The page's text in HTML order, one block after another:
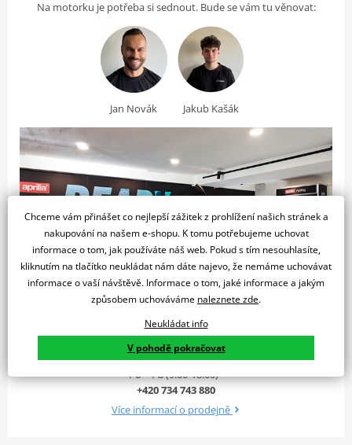
během zpomalování ujedete až 100 km na jedno nabití. Tlukoucím
Čas nabití 0-100%
4 h
220 V A
Výkon a Převodovka
Maximální rychlost
70 km/h
Maximální výkon
Brzdy a Odpružení
Přední brzdy
Ø 200 mm kotouč
Zadní brzdy
Ø 140 mm buben
Rám a rozměry
Pohotovostní hmotnost
130 kg
kapalin
ne
1350 mm
Na motorku je potřeba si sednout. Bude se vám tu věnovat:
Jan Novák Jakub Kašák
Vrbova 19, Praha, 14700
Po – Pá (9:00-18:00)
+420 734 743 880
Více informací o prodejně
Chceme vám přinášet co nejlepší zážitek z prohlížení našich stránek a
nakupování na našem e-shopu. K tomu potřebujeme uchovat
informace o tom, jak používáte náš web. Pokud s tím nesouhlasíte,
kliknutím na tlačítko neukládat nám dáte najevo, že nemáme uchovávat
informace o vaší návštěvě. Informace o tom, jaké informace a jakým
způsobem uchováváme naleznete zde.
Neukládat info
V pohodě pokračovat